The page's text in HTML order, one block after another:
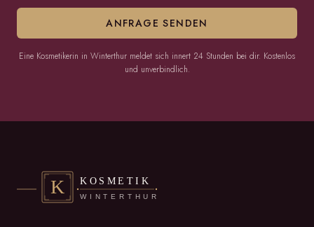
ANFRAGE SENDEN
Eine Kosmetikerin in Winterthur meldet sich innert 24 Stunden bei dir. Kostenlos
und unverbindlich.